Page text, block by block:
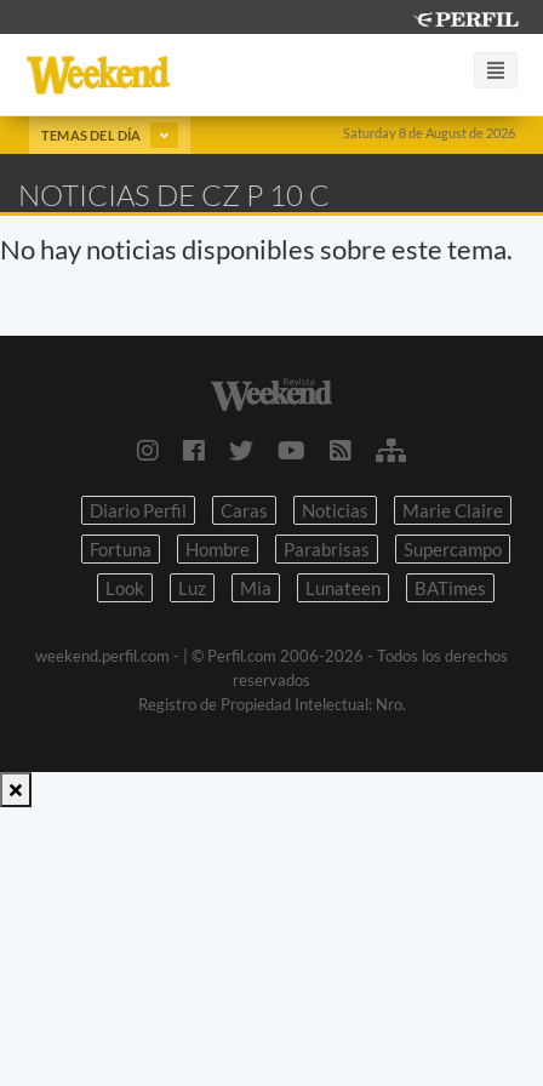
Saturday 8 de August de 2026
TEMAS DEL DÍA
NOTICIAS DE CZ P 10 C
No hay noticias disponibles sobre este tema.
Diario Perfil Caras Noticias
Marie Claire
Fortuna
Hombre Parabrisas
Supercampo
Look
Luz Mia Lunateen BATimes
weekend.perfil.com -
| © Perfil.com 2006-2026 - Todos los derechos
reservados
Registro de Propiedad Intelectual: Nro.